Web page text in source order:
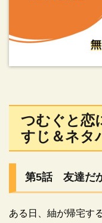
つむぐと恋
すじ＆ネタ
第5話 友達だ
ある日、紬が帰宅す